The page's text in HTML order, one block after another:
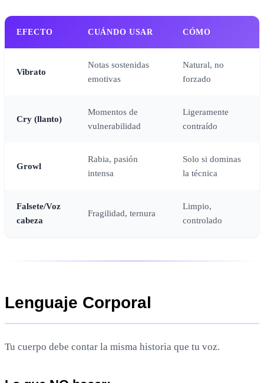
EFECTO CUÁNDO USAR CÓMO
Vibrato
Notas sostenidas
emotivas
Natural, no
forzado
Cry (llanto)
Momentos de
vulnerabilidad
Ligeramente
contraído
Growl
Rabia, pasión
intensa
Solo si dominas
la técnica
Falsete/Voz
cabeza
Fragilidad, ternura
Limpio,
controlado
Lenguaje Corporal
Tu cuerpo debe contar la misma historia que tu voz.